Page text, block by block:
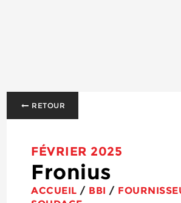
RETOUR
FÉVRIER 2025
Fronius
ACCUEIL / BBI /